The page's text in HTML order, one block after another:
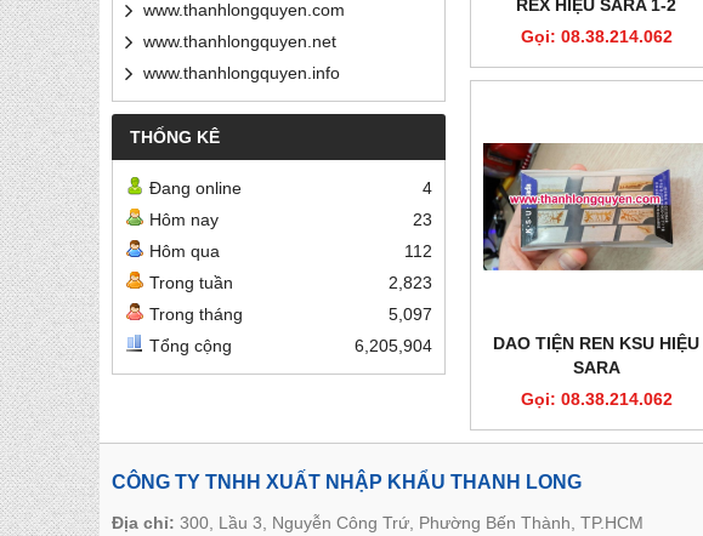
www.thanhlongquyen.com
www.thanhlongquyen.net
www.thanhlongquyen.info
THỐNG KÊ
Đang online
4
Hôm nay
23
Hôm qua
112
Trong tuần
2,823
Trong tháng
5,097
Tổng cộng
6,205,904
REX HIỆU SARA 1-2
Gọi: 08.38.214.062
DAO TIỆN REN KSU HIỆU
SARA
Gọi: 08.38.214.062
CÔNG TY TNHH XUẤT NHẬP KHẨU THANH LONG
Địa chỉ: 300, Lầu 3, Nguyễn Công Trứ, Phường Bến Thành, TP.HCM